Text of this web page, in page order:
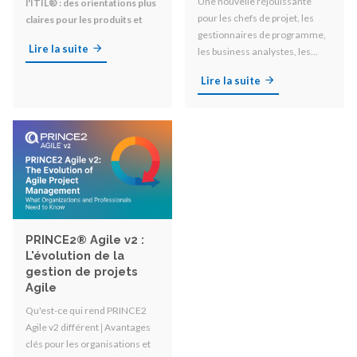
l'ITIL® : des orientations plus
claires pour les produits et
Lire la suite
pour les chefs de projet, les
gestionnaires de programme,
les business analystes, les
personnes impliquées dans le
Lire la suite
PRINCE2® Agile v2 :
L'évolution de la
gestion de projets
Agile
Qu'est-ce qui rend PRINCE2
Agile v2 différent 𑗅 Avantages
clés pour les organisations et